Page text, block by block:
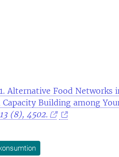
Alternative Food Networks
Building among
(8), 4502.